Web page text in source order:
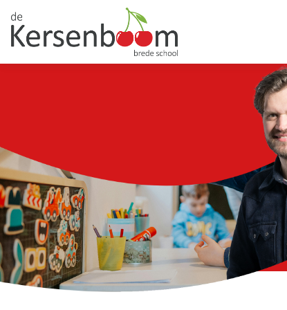
AANMELDEN
PRAKTISCH
OUDERS
CONTACT